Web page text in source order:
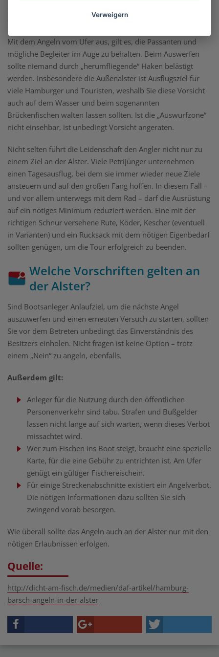
erreichen, genügt oft ein Fahrrad.
Mit dem Angeln vom Ufer aus, gilt es, die Passanten und
mögliche Begleiter im Auge zu behalten. Beim Auswerfen
sollte niemand durch „herumfliegende“ Haken belästigt
werden. Insbesondere die Außenalster ist Ausflugsziel für
viele Hamburger und Touristen, weshalb Sie diese Vorsicht
auch auf dem Wasser und beim sogenannten
Brückenfischen walten lassen sollten. Ist die „Auswurfzone“
nicht einsehbar, ist unbedingt Vorsicht angeraten.
Nicht selten führt die Leidenschaft den Angler nicht nur zu
einem Ziel an der Alster. Viele Petrijünger unternehmen
einen Tagesausflug, bei dem sie immer wieder neue Ziele
ansteuern und auf den großen Fang hoffen. In diesem Fall –
und vor allem unterwegs mit dem Rad – darf die Ausrüstung
auf ein nötiges Minimum reduziert werden. Eine mit der
richtigen Schnur versehene Rute, Köder, Kescher (eventuell
in Varianten) und ein Rucksack mit dem nötigen Eigenbedarf
sollten genügen, um die Tour erfolgreich zu beenden.
Welche Vorschriften gelten an
der Alster?
Sind Bootsanleger Anlaufziel, um die nächste Angel
auszuwerfen und einen erneuten Versuch zu starten, sollten
Sie vor dem Betreten unbedingt das Einverständnis des
Besitzers einholen. Nicht fragen ist keine Option – trotz
einem „Nein“ zu angeln, ebenfalls.
Außerdem gilt:
Anleger für die Nutzung durch den öffentlichen
Personenverkehr sind tabu. Strafen und Bußgelder
lassen nicht lange auf sich warten, wenn dieses Verbot
missachtet wird.
Wer zum Fischen ins Boot steigt, braucht eine spezielle
Karte, für die eine Gebühr zu entrichten ist. Am Ufer
genügt ein gültiger Fischereischein.
Für einige Streckenabschnitte existiert ein Angelverbot.
Die nötigen Informationen dazu sollten Sie sich
zwingend vorab besorgen.
Wie überall sollte das Angeln auch an der Alster nur mit den
nötigen Erlaubnissen erfolgen.
Quelle:
http://dicht-am-fisch.de/medien/daf-artikel/hamburg-
barsch-angeln-in-der-alster
Verweigern